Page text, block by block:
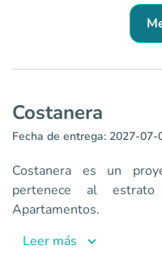
Costanera
Apartamentos en
9
Costanera
Fecha de entrega: 2027-07-
Costanera es un
pertenece al
Apartamentos.
Leer más